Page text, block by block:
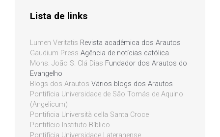
Lista de links
Lumen Veritatis Revista acadêmica dos Arautos
Gaudium Press Agência de notícias católica
Mons. João S. Clá Dias Fundador dos Arautos do
Evangelho
Blogs dos Arautos Vários blogs dos Arautos
Pontifícia Universidade de São Tomás de Aquino
(Angelicum)
Pontificia Università della Santa Croce
Pontifício Instituto Bíblico